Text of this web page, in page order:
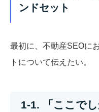
ンドセット
最初に、不動産SEOに
トについて伝えたい。
1-1. 「ここで